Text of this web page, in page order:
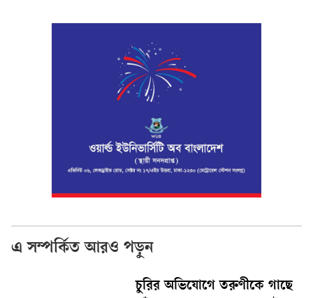
এ সম্পর্কিত আরও পড়ুন
চুরির অভিযোগে তরুণীকে গাছে